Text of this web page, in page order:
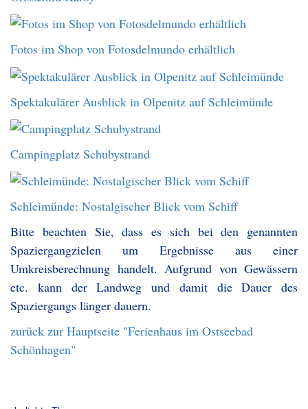
Fotos im Shop von Fotosdelmundo erhältlich
Spektakulärer Ausblick in Olpenitz auf Schleimünde
Campingplatz Schubystrand
Schleimünde: Nostalgischer Blick vom Schiff
Bitte beachten Sie, dass es sich bei den genannten
Spaziergangzielen um Ergebnisse aus einer
Umkreisberechnung handelt. Aufgrund von Gewässern
etc. kann der Landweg und damit die Dauer des
Spaziergangs länger dauern.
zurück zur Hauptseite "Ferienhaus im Ostseebad
Schönhagen"